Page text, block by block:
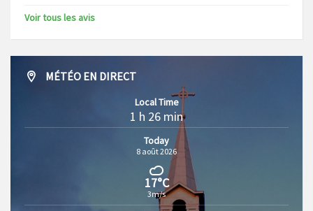
Voir tous les avis
MÉTÉO EN DIRECT
Local Time
1 h 26 min
Today
8 août 2026
17°C
3m/s